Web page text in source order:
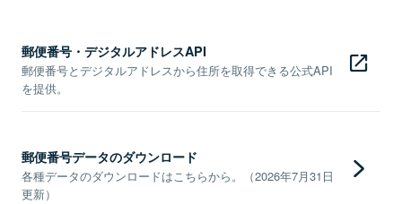
郵便番号・デジタルアドレスAPI
郵便番号とデジタルアドレスから住所を取得できる公式API
を提供。
郵便番号データのダウンロード
各種データのダウンロードはこちらから。（2026年7月31日
更新）